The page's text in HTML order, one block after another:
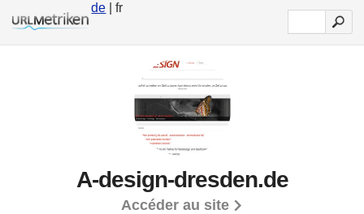
de | fr
A-design-dresden.de
Accéder au site